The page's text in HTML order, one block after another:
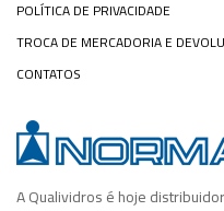
POLÍTICA DE PRIVACIDADE
TROCA DE MERCADORIA E
CONTATOS
A Qualividros é hoje